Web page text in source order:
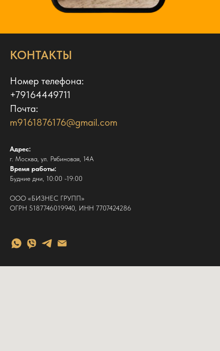
КОНТАКТЫ
Номер телефона:
+79164449711
Почта:
m9161876176@gmail.com
Адрес:
г. Москва, ул. Рябиновая, 14А
Время работы:
Будние дни, 10:00 -19:00
ООО «БИЗНЕС ГРУПП»
ОГРН 5187746019940, ИНН 7707424286